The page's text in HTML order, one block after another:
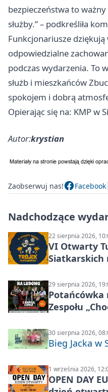
bezpieczeństwa to
służby.” – podkreśliła
Funkcjonariusze
odpowiedzialne
podczas wydarzenia. To
służb i mieszkańców
spokojem i dobrą
Opierając się na: KMP w
Autor:krystian
Zaobserwuj nas! Facebook
Nadchodzące
22 sierpnia 2026,
VI Otwarty
Siatkarskich
29 sierpnia 2026,
Potańcówka
Zespołu
30 sierpnia 2026,
Bieg Jacka w
1 września 2026,
OPEN DAY